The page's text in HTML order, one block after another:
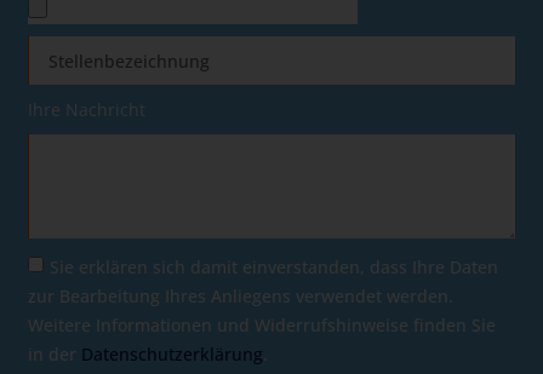
Ihre Nachricht
Sie erklären sich damit einverstanden, dass Ihre Daten
zur Bearbeitung Ihres Anliegens verwendet werden.
Weitere Informationen und Widerrufshinweise finden Sie
in der Datenschutzerklärung.